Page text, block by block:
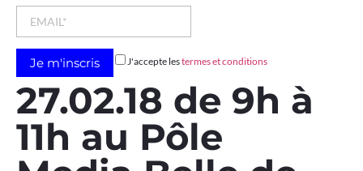
J'accepte lestermes et conditions
27.02.18 de 9h à
11h au Pôle